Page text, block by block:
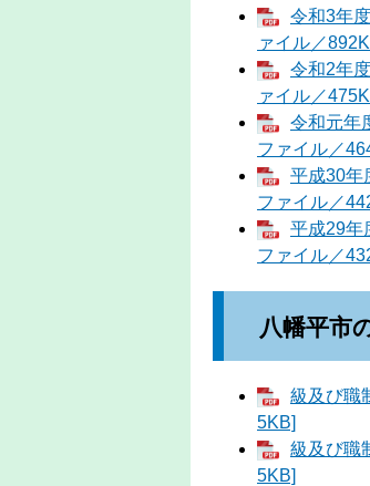
令和3年
ァイル／
令和2年
ァイル／
令和元年
ファイル／
平成30年
ファイル／
平成29年
ファイル／
八幡平市
級及び職
5KB]
級及び職
5KB]